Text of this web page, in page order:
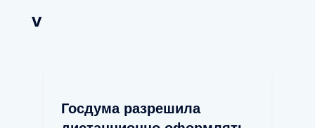
v
Госдума разрешила